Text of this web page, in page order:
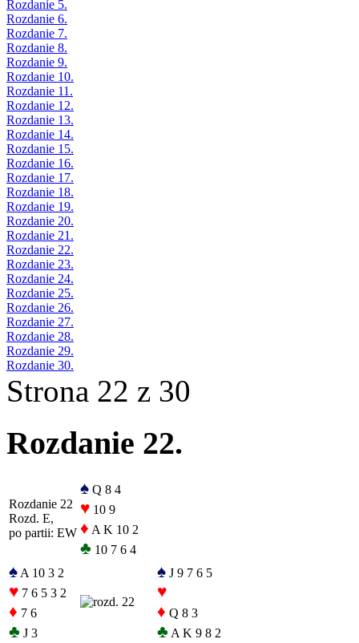
Rozdanie 5.
Rozdanie 6.
Rozdanie 7.
Rozdanie 8.
Rozdanie 9.
Rozdanie 10.
Rozdanie 11.
Rozdanie 12.
Rozdanie 13.
Rozdanie 14.
Rozdanie 15.
Rozdanie 16.
Rozdanie 17.
Rozdanie 18.
Rozdanie 19.
Rozdanie 20.
Rozdanie 21.
Rozdanie 22.
Rozdanie 23.
Rozdanie 24.
Rozdanie 25.
Rozdanie 26.
Rozdanie 27.
Rozdanie 28.
Rozdanie 29.
Rozdanie 30.
Strona 22 z 30
Rozdanie 22.
Rozdanie 22
Rozd. E,
po partii: EW
♠ Q 8 4
♥ 10 9
♦ A K 10 2
♣ 10 7 6 4
♠ A 10 3 2
♥ 7 6 5 3 2
♦ 7 6
♣ J 3
♠ J 9 7 6 5
♥
♦ Q 8 3
♣ A K 9 8 2